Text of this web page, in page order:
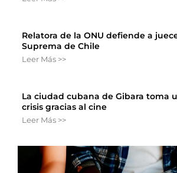
Relatora de la ONU defiende a
Suprema de Chile
Leer Más >>
La ciudad cubana de Gibara toma
crisis gracias al cine
Leer Más >>